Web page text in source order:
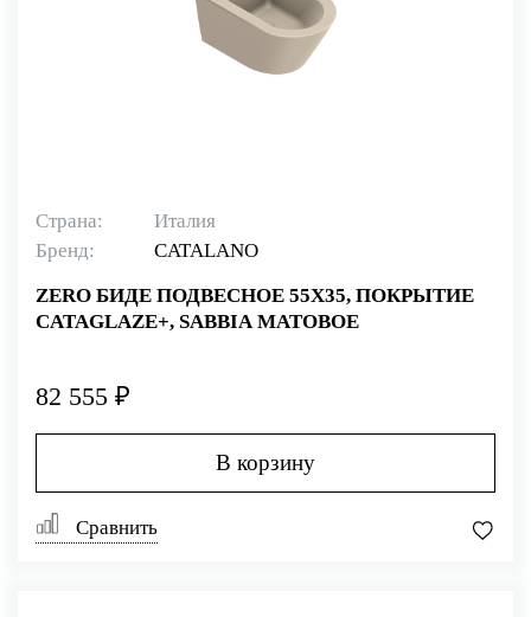
Страна:
Италия
Бренд:
CATALANO
ZERO БИДЕ ПОДВЕСНОЕ 55Х35, ПОКРЫТИЕ
CATAGLAZE+, SABBIA МАТОВОЕ
82 555 ₽
В корзину
Сравнить